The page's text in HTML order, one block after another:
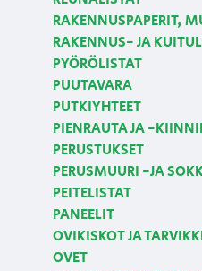
RAKENNUSPAPERIT,
RAKENNUS- JA
PYÖRÖLISTAT
PUUTAVARA
PUTKIYHTEET
PIENRAUTA JA -
PERUSTUKSET
PERUSMUURI -JA
PEITELISTAT
PANEELIT
OVIKISKOT JA
OVET